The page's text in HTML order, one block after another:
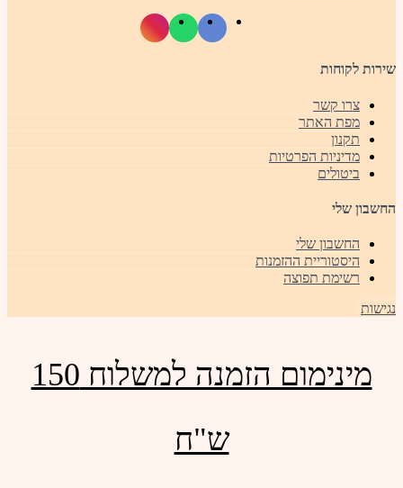
שירות לקוחות
צרו קשר
מפת האתר
תקנון
מדיניות הפרטיות
ביטולים
החשבון שלי
החשבון שלי
היסטוריית ההזמנות
רשימת תפוצה
נגישות
מינימום הזמנה למשלוח 150
ש"ח